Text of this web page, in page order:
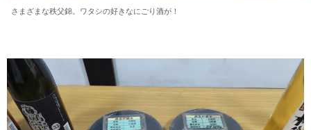
さまざまな秩父錦。ワタシの好きなにごり酒が！